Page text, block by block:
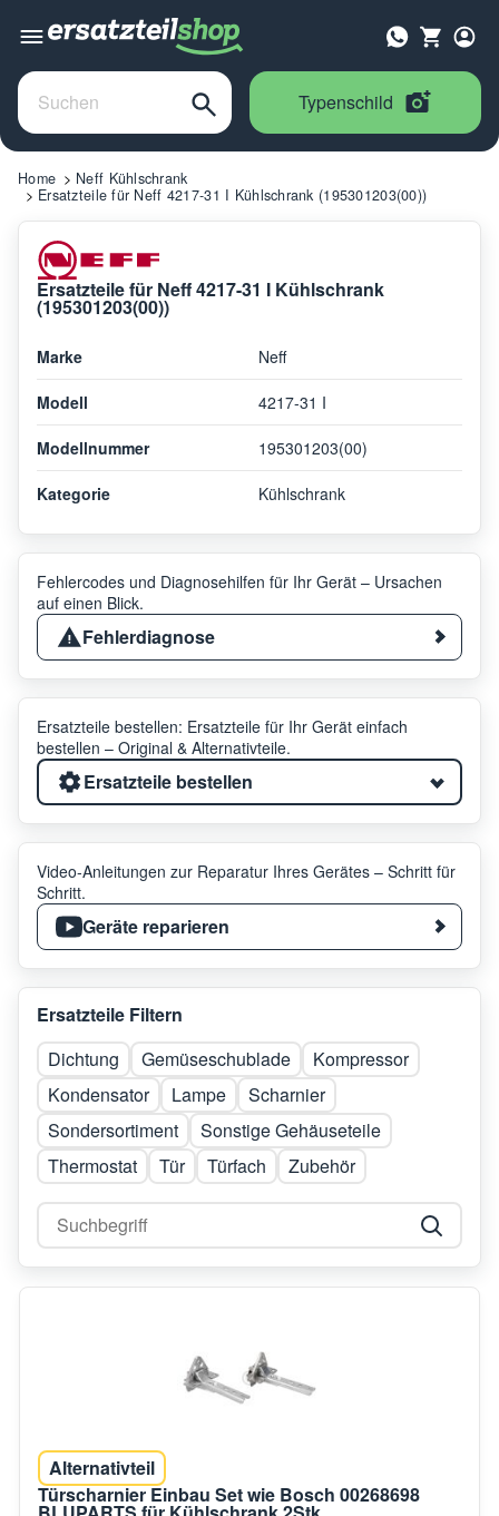
Typenschild
Home
Neff Kühlschrank
Ersatzteile für Neff 4217-31 I Kühlschrank (195301203(00))
Ersatzteile für Neff 4217-31 I Kühlschrank
(195301203(00))
Marke Neff
Modell 4217-31 I
Modellnummer 195301203(00)
Kategorie Kühlschrank
Fehlercodes und Diagnosehilfen für Ihr Gerät – Ursachen
auf einen Blick.
Fehlerdiagnose
Ersatzteile bestellen: Ersatzteile für Ihr Gerät einfach
bestellen – Original & Alternativteile.
Ersatzteile bestellen
Video-Anleitungen zur Reparatur Ihres Gerätes – Schritt für
Schritt.
Geräte reparieren
Ersatzteile Filtern
Dichtung
Gemüseschublade
Kompressor
Kondensator
Lampe
Scharnier
Sondersortiment
Sonstige Gehäuseteile
Thermostat
Tür Türfach Zubehör
Alternativteil
Türscharnier Einbau Set wie Bosch 00268698